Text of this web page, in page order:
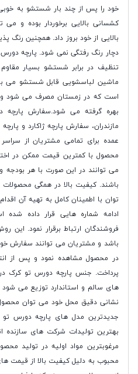
خود را پس از چند بار شستشو به
کشسانی بالایی برخوردار بوده و
بالایی از خود بروز داد. همچنین رنگ
دچار رنگ رفتگی نمی شود. پارچه دورس
تنظیف در برابر شستشو بسیار
ماشین لباسشویی قابل شستشو می
است که در زمستان مصرف می شود و
بهره گرفته می شود.سفارش
مازندران، سفارش پارچه ژاکارد و
عمده برای تمامی مشتریان از
محصول با کمترین قیمت ممکن در
می توانند در این صورت با هر بودجه و
باشند. کیفیت بالا در همگی
توان با اطمینان کامل به تهیه آن
ادامه شماره هایی قرار داده
فروشندگان ارتباط برقرار نمود.
باشد و مشتریان می توانند سفارش
در محصول مشاهده نمود و پس از
پرداخت. جنس پارچه دورس تو کرک
های سالم و استاندارد توزیع می
نشانی دقیق محل خود می توان محصول
جدیدترین مدل های پارچه دورس تو
بهترین تولیدات شرکت های
مرغوبترین مواد اولیه در تولید
محبوب به دلیل کیفیت بالا از قیمت